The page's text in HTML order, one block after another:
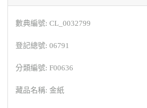
數典編號: CL_0032799
登記總號: 06791
分類編號: F00636
藏品名稱: 金紙